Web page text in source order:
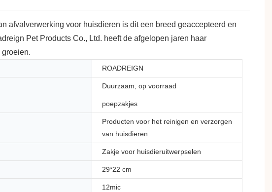
afvalverwerking voor huisdieren is dit een breed geaccepteerd en
Pet Products Co., Ltd. heeft de afgelopen jaren haar
ROADREIGN
Duurzaam, op voorraad
poepzakjes
Producten voor het reinigen en verzorgen
van huisdieren
Zakje voor huisdieruitwerpselen
29*22 cm
12mic